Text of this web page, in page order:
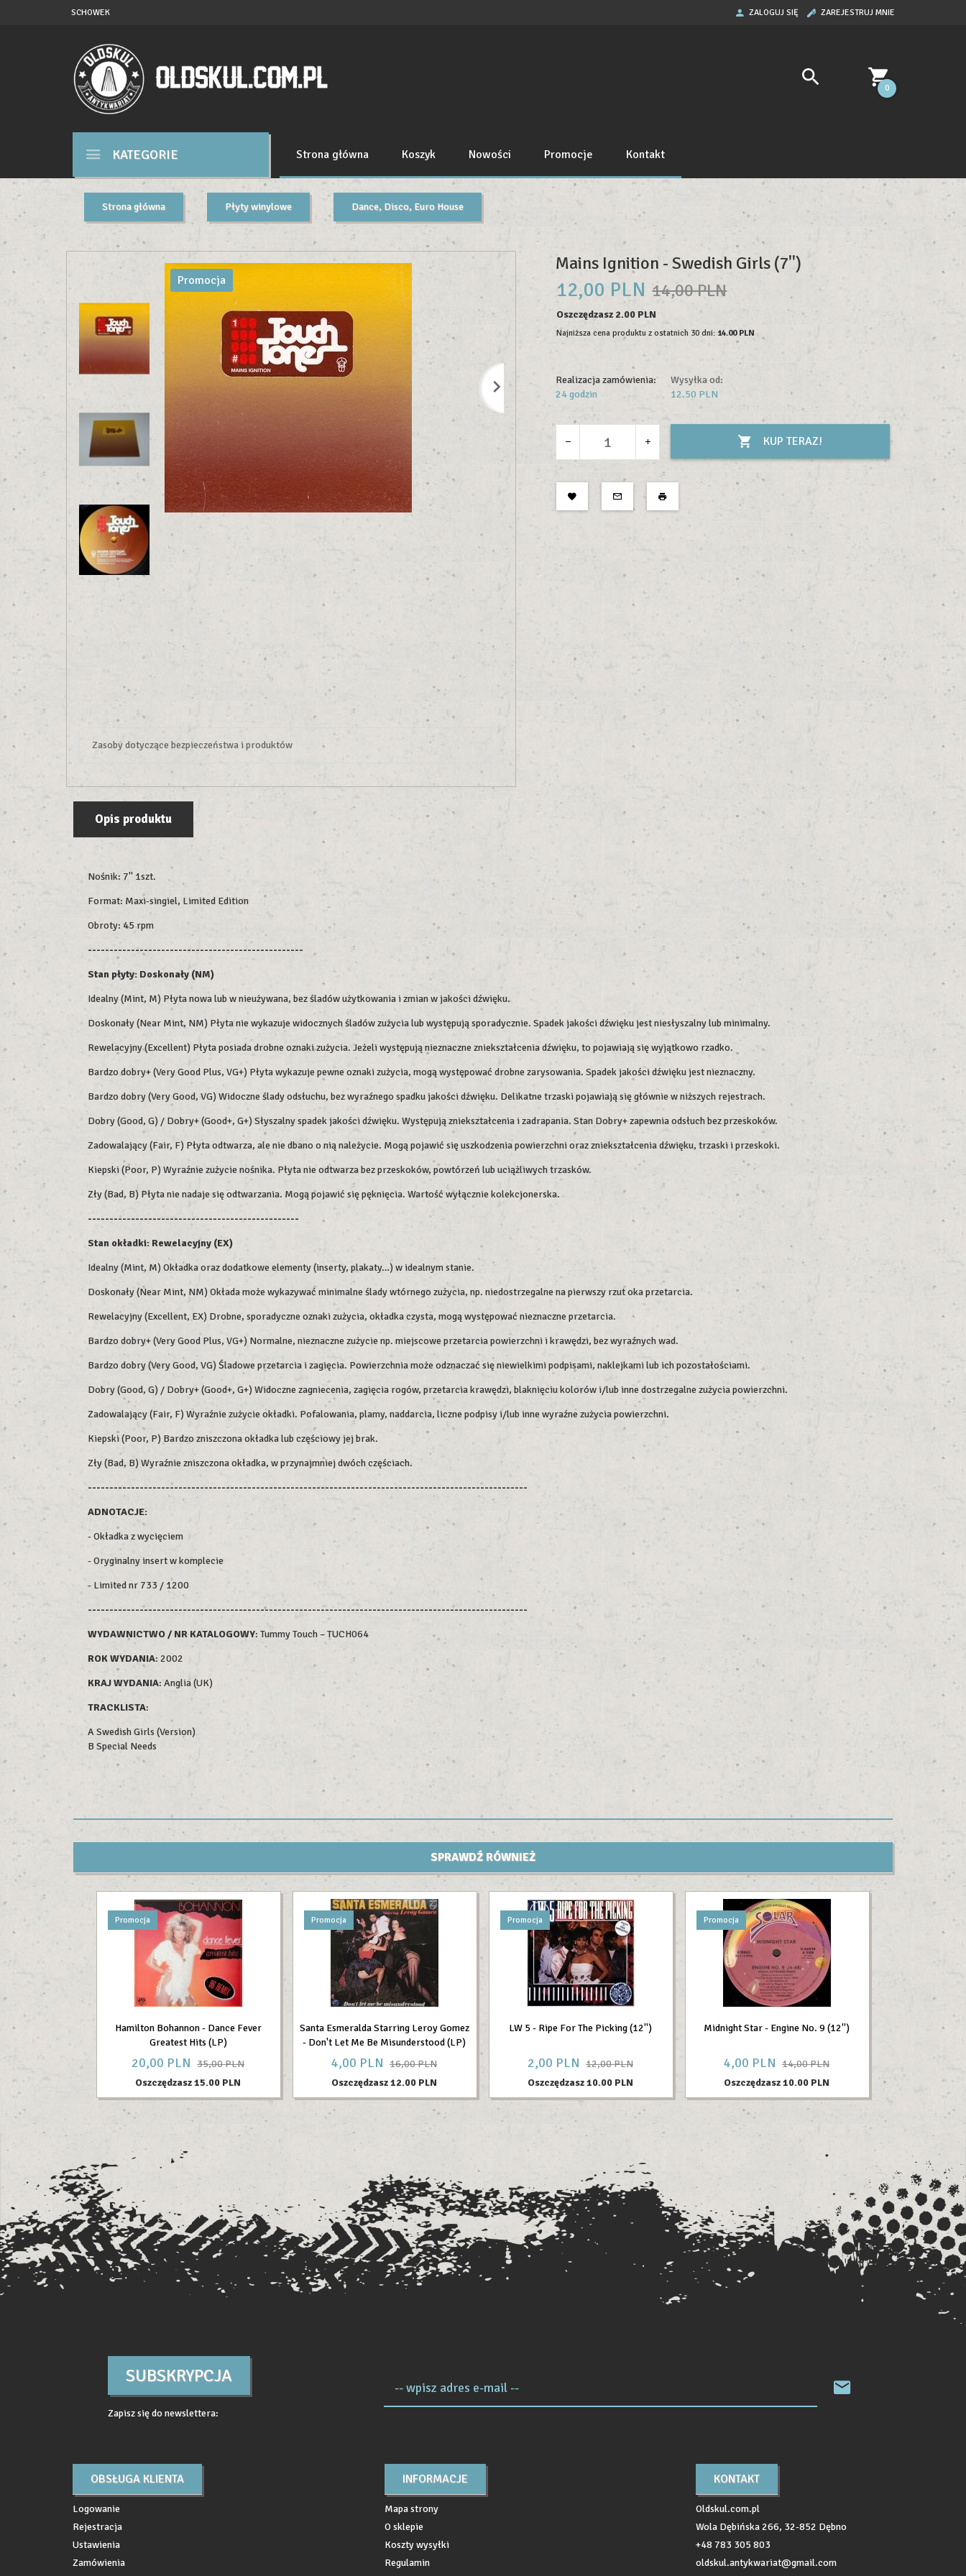
SCHOWEK ZALOGUJ SIĘ ZAREJESTRUJ MNIE
0
KATEGORIE Strona główna Koszyk Nowości Promocje Kontakt
Strona główna Płyty winylowe Dance, Disco, Euro House
Promocja
Zasoby dotyczące bezpieczeństwa i produktów
Mains Ignition - Swedish Girls (7'')
12,00 PLN 14,00 PLN
Oszczędzasz 2.00 PLN
Najniższa cena produktu z ostatnich 30 dni:14.00 PLN
Realizacja zamówienia:
24 godzin
Wysyłka od:
12.50 PLN
KUP TERAZ!
Opis produktu
Nośnik: 7'' 1szt.
Format: Maxi-singiel, Limited Edition
Obroty: 45 rpm
--------------------------------------------------
Stan płyty: Doskonały (NM)
Idealny (Mint, M) Płyta nowa lub w nieużywana, bez śladów użytkowania i zmian w jakości dźwięku.
Doskonały (Near Mint, NM) Płyta nie wykazuje widocznych śladów zużycia lub występują sporadycznie. Spadek jakości dźwięku jest niesłyszalny lub minimalny.
Rewelacyjny (Excellent) Płyta posiada drobne oznaki zużycia. Jeżeli występują nieznaczne zniekształcenia dźwięku, to pojawiają się wyjątkowo rzadko.
Bardzo dobry+ (Very Good Plus, VG+) Płyta wykazuje pewne oznaki zużycia, mogą występować drobne zarysowania. Spadek jakości dźwięku jest nieznaczny.
Bardzo dobry (Very Good, VG) Widoczne ślady odsłuchu, bez wyraźnego spadku jakości dźwięku. Delikatne trzaski pojawiają się głównie w niższych rejestrach.
Dobry (Good, G) / Dobry+ (Good+, G+) Słyszalny spadek jakości dźwięku. Występują zniekształcenia i zadrapania. Stan Dobry+ zapewnia odsłuch bez przeskoków.
Zadowalający (Fair, F) Płyta odtwarza, ale nie dbano o nią należycie. Mogą pojawić się uszkodzenia powierzchni oraz zniekształcenia dźwięku, trzaski i przeskoki.
Kiepski (Poor, P) Wyraźnie zużycie nośnika. Płyta nie odtwarza bez przeskoków, powtórzeń lub uciążliwych trzasków.
Zły (Bad, B) Płyta nie nadaje się odtwarzania. Mogą pojawić się pęknięcia. Wartość wyłącznie kolekcjonerska.
-------------------------------------------------
Stan okładki: Rewelacyjny (EX)
Idealny (Mint, M) Okładka oraz dodatkowe elementy (inserty, plakaty…) w idealnym stanie.
Doskonały (Near Mint, NM) Okłada może wykazywać minimalne ślady wtórnego zużycia, np. niedostrzegalne na pierwszy rzut oka przetarcia.
Rewelacyjny (Excellent, EX) Drobne, sporadyczne oznaki zużycia, okładka czysta, mogą występować nieznaczne przetarcia.
Bardzo dobry+ (Very Good Plus, VG+) Normalne, nieznaczne zużycie np. miejscowe przetarcia powierzchni i krawędzi, bez wyraźnych wad.
Bardzo dobry (Very Good, VG) Śladowe przetarcia i zagięcia. Powierzchnia może odznaczać się niewielkimi podpisami, naklejkami lub ich pozostałościami.
Dobry (Good, G) / Dobry+ (Good+, G+) Widoczne zagniecenia, zagięcia rogów, przetarcia krawędzi, blaknięciu kolorów i/lub inne dostrzegalne zużycia powierzchni.
Zadowalający (Fair, F) Wyraźnie zużycie okładki. Pofalowania, plamy, naddarcia, liczne podpisy i/lub inne wyraźne zużycia powierzchni.
Kiepski (Poor, P) Bardzo zniszczona okładka lub częściowy jej brak.
Zły (Bad, B) Wyraźnie zniszczona okładka, w przynajmniej dwóch częściach.
------------------------------------------------------------------------------------------------------
ADNOTACJE:
- Okładka z wycięciem
- Oryginalny insert w komplecie
- Limited nr 733 / 1200
------------------------------------------------------------------------------------------------------
WYDAWNICTWO / NR KATALOGOWY: Tummy Touch – TUCH064
ROK WYDANIA: 2002
KRAJ WYDANIA: Anglia (UK)
TRACKLISTA:
A Swedish Girls (Version)
B Special Needs
SPRAWDŹ RÓWNIEŻ
Promocja
Hamilton Bohannon - Dance Fever
Greatest Hits (LP)
20,00 PLN 35,00 PLN
Oszczędzasz 15.00 PLN
Promocja
Santa Esmeralda Starring Leroy Gomez
- Don't Let Me Be Misunderstood (LP)
4,00 PLN 16,00 PLN
Oszczędzasz 12.00 PLN
Promocja
LW 5 - Ripe For The Picking (12'')
2,00 PLN 12,00 PLN
Oszczędzasz 10.00 PLN
Promocja
Midnight Star - Engine No. 9 (12'')
4,00 PLN 14,00 PLN
Oszczędzasz 10.00 PLN
SUBSKRYPCJA
Zapisz się do newslettera:
-- wpisz adres e-mail --
OBSŁUGA KLIENTA
Logowanie
Rejestracja
Ustawienia
Zamówienia
INFORMACJE
Mapa strony
O sklepie
Koszty wysyłki
Regulamin
KONTAKT
Oldskul.com.pl
Wola Dębińska 266, 32-852 Dębno
+48 783 305 803
oldskul.antykwariat@gmail.com